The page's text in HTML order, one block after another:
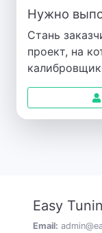
Нужно
Стань
проект, на
Easy
Email: